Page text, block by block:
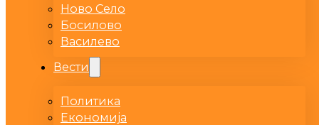
Ново Село
Босилово
Василево
Вести
Политика
Економија